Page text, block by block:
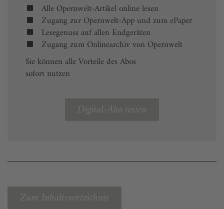
Alle Opernwelt-Artikel online lesen
Zugang zur Opernwelt-App und zum ePaper
Lesegenuss auf allen Endgeräten
Zugang zum Onlinearchiv von Opernwelt
Sie können alle Vorteile des Abos
sofort nutzen
Digital-Abo testen
Zum Inhaltsverzeichnis